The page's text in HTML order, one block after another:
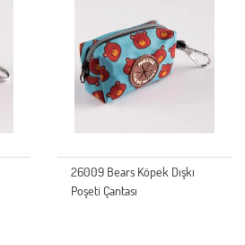
26009 Bears Köpek Dışkı
Poşeti Çantası